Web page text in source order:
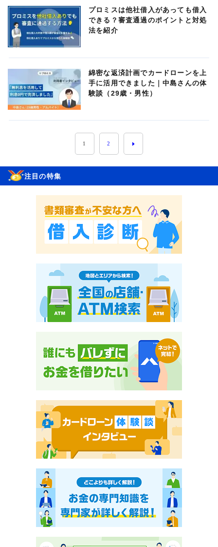
プロミスは他社借入があっても借入
できる？審査通過のポイントと対処
法を紹介
綿密な返済計画でカードローンを上
手に活用できました｜中島さんの体
験談（29歳・男性）
1 2
注目の特集